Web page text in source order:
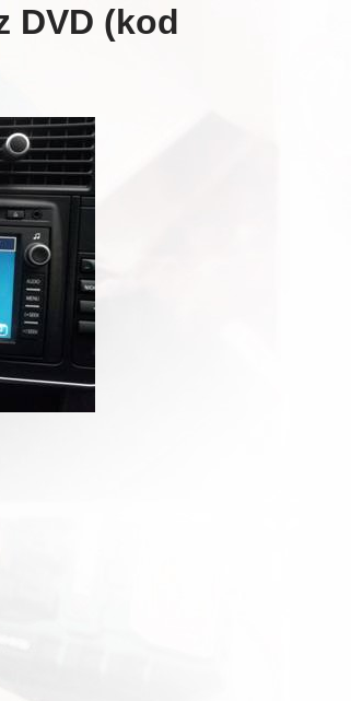
DVD (kod